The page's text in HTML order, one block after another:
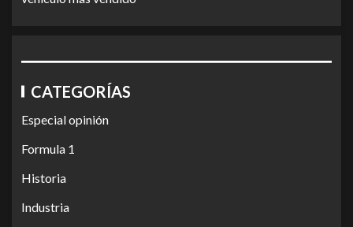
CATEGORÍAS
Especial opinión
Formula 1
Historia
Industria